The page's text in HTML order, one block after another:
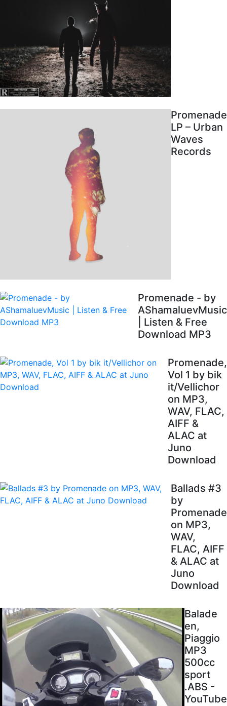
Promenade
LP – Urban
Waves
Records
Promenade - by
AShamaluevMusic
| Listen & Free
Download MP3
Promenade,
Vol 1 by bik
it/Vellichor
on MP3,
WAV, FLAC,
AIFF &
ALAC at
Juno
Download
Ballads #3
by
Promenade
on MP3,
WAV,
FLAC, AIFF
& ALAC at
Juno
Download
Balade
en,
Piaggio
MP3
500cc
sport
.ABS -
YouTube